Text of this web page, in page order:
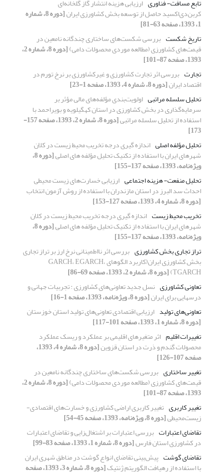
تابع مسافت- فناوری ارزیابی هزینه انتشار گاز گلخانه‌ای
کربن‌دی‌اکسید حاصل از توسعه بخش کشاورزی ایران [دوره 8، شماره
1، 1393، صفحه 63-81]
تاریخ شکست بررسی شکست‌های ساختاری چندگانه نامعین در
قیمت‌های کشاورزی (مطالعه موردی محصولات دامی) [دوره 8، شماره 2،
1393، صفحه 87-101]
تجارت بررسی اثر تجارت کشاورزی و غیرکشاورزی بر نرخ تورم در
اقتصاد ایران[دوره 8، شماره 4، 1393، صفحه 1-23]
تحلیل سلسله مراتبی اولویت‌بندی مؤلفه‌های مالی مؤثر بر
سرمایه‌گذاری در بخش کشاورزی در استان کهگیلویه و بویراحمد با
استفاده از تحلیل سلسله مراتبی [دوره 8، شماره 2، 1393، صفحه 157-
173]
تحلیل مؤلفه اصلی اندازه گیری درجه تخریب محیط زیست در کلان
شهرهای ایران با استفاده از تکنیک تحلیل مؤلفه های اصلی [دوره 8،
ویژه‌نامه، 1393، صفحه 137-155]
تحلیل منفعت- هزینه اجتماعی ارزیابی خسارت‌های زیست محیطی
احداث سد البرز در استان مازندران با استفاده از روش آزمون انتخاب
[دوره 8، شماره 4، 1393، صفحه 127-153]
تخریب محیط زیست اندازه گیری درجه تخریب محیط زیست در کلان
شهرهای ایران با استفاده از تکنیک تحلیل مؤلفه های اصلی [دوره 8،
ویژه‌نامه، 1393، صفحه 137-155]
تراز تجاری بخش کشاورزی بررسی اثر نااطمینانی نرخ ارز بر تراز تجاری
بخش کشاورزی ایران(کاربرد الگوهای GARCH، EGARCH،
TGARCH) [دوره 8، شماره 2، 1393، صفحه 69-86]
تعاونی‏ کشاورزی نسل جدید تعاونی‌های کشاورزی : تجربیات جهانی و
درس‏هایی برای ایران[دوره 8، ویژه‌نامه، 1393، صفحه 1-16]
تعاونی‌های تولید ارزیابی اقتصادی تعاونی‌های تولید استان خوزستان
[دوره 8، شماره 1، 1393، صفحه 101-117]
تغییرات اقلیم اثر متغیرهای اقلیمی بر عملکرد و ریسک عملکرد
محصولات گندم و ذرت در استان قزوین [دوره 8، شماره 4، 1393،
صفحه 107-126]
تغییر ساختاری بررسی شکست‌های ساختاری چندگانه نامعین در
قیمت‌های کشاورزی (مطالعه موردی محصولات دامی) [دوره 8، شماره 2،
1393، صفحه 87-101]
تغییر کاربری تغییر کاربری اراضی کشاورزی و خسارت‌های اقتصادی-
زیست‌محیطی[دوره 8، ویژه‌نامه، 1393، صفحه 45-54]
تقاضای اعتبارات بررسی اعتبارات بر اشتغال‌زایی و تقاضای اعتبارات
در کشاورزی استان فارس[دوره 8، شماره 1، 1393، صفحه 83-99]
تقاضای گوشت پیش‌بینی تقاضای انواع گوشت در مناطق شهری ایران
با استفاده از رهیافت الگوریتم ژنتیک [دوره 8، شماره 3، 1393، صفحه